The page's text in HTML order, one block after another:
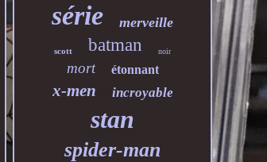
série merveille
scott batman noir
mort étonnant
x-men incroyable
stan
spider-man